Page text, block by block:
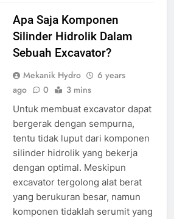
Apa Saja Komponen
Silinder Hidrolik Dalam
Sebuah Excavator?
Mekanik Hydro
6 years
ago
0 3 mins
Untuk membuat excavator dapat
bergerak dengan sempurna,
tentu tidak luput dari komponen
silinder hidrolik yang bekerja
dengan optimal. Meskipun
excavator tergolong alat berat
yang berukuran besar, namun
komponen tidaklah serumit yang